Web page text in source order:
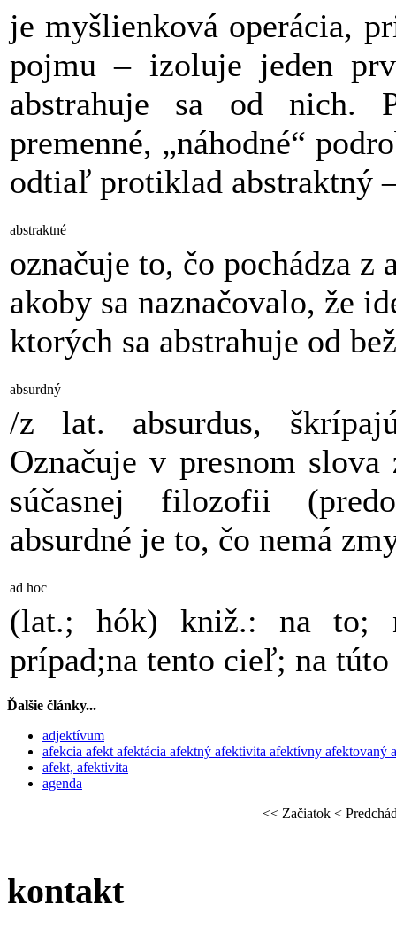
je myšlienková operácia,
pojmu – izoluje jeden
abstrahuje sa od nich.
premenné, „náhodné“
odtiaľ protiklad abstraktný
abstraktné
označuje to, čo pochádza z
akoby sa naznačovalo, že
ktorých sa abstrahuje od
absurdný
/z lat. absurdus,
Označuje v presnom
súčasnej filozofii
absurdné je to, čo nemá
ad hoc
(lat.; hók) kniž.: na to;
prípad;na tento cieľ; na
Ďalšie články...
adjektívum
afekcia afekt afektácia afektný afektivita afektívny afektovaný
afekt, afektivita
agenda
<< Začiatok<
kontakt